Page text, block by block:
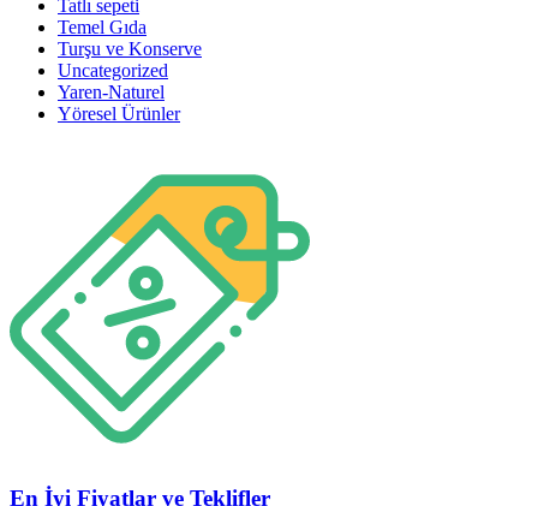
Tatlı sepeti
Temel Gıda
Turşu ve Konserve
Uncategorized
Yaren-Naturel
Yöresel Ürünler
En İyi Fiyatlar ve Teklifler